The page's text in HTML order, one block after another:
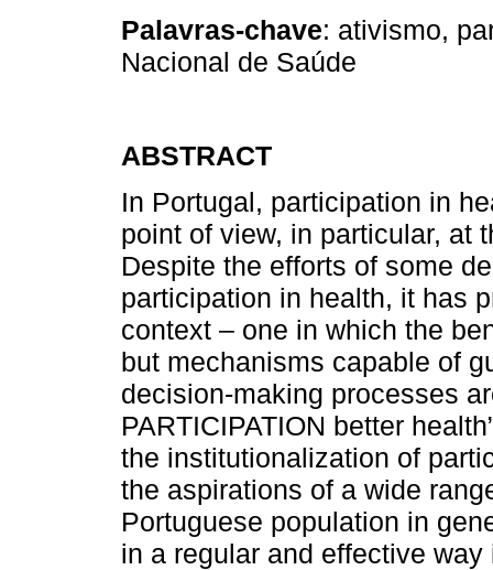
Palavras-chave: ativismo,
Nacional de Saúde
ABSTRACT
In Portugal, participation in
point of view, in particular, at
Despite the efforts of some
participation in health, it has
context – one in which the
but mechanisms capable of
decision-making processes
PARTICIPATION better
the institutionalization of
the aspirations of a wide
Portuguese population in
in a regular and effective